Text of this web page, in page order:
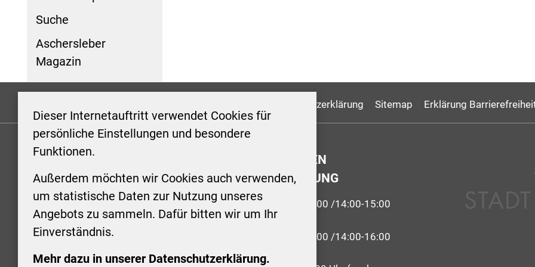
Dieser Internetauftritt verwendet Cookies für
persönliche Einstellungen und besondere
Funktionen.
Außerdem möchten wir Cookies auch verwenden,
um statistische Daten zur Nutzung unseres
Angebots zu sammeln. Dafür bitten wir um Ihr
Einverständnis.
Mehr dazu in unserer Datenschutzerklärung.
Suche
Aschersleber
Magazin
Datenschutzerklärung Sitemap Erklärung
KONTAKT
Stadt Aschersleben
Markt 1
06449 Aschersleben
+49 3473 958-0
ÖFFNUNGSZEITEN
STADTVERWALTUNG
Montag: 09:00-12:00 /14:00-15:00
Uhr
Dienstag: 09:00-12:00 /14:00-16:00
Uhr